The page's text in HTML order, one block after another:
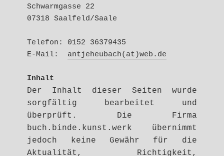
Schwarmgasse 22
07318 Saalfeld/Saale
Telefon: 0152 36379435
E-Mail: antjeheubach(at)web.de
Inhalt
Der Inhalt dieser Seiten wurde
sorgfältig bearbeitet und
überprüft. Die Firma
buch.binde.kunst.werk übernimmt
jedoch keine Gewähr für die
Aktualität, Richtigkeit,